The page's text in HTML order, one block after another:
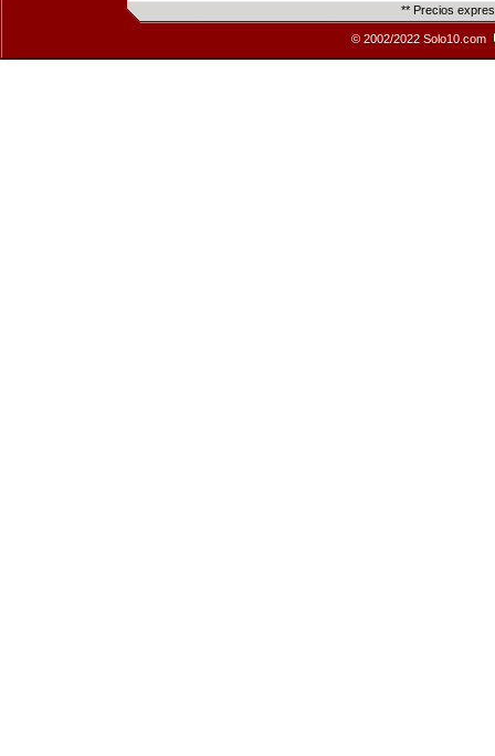
** Precios
© 2002/2022 Solo10.com